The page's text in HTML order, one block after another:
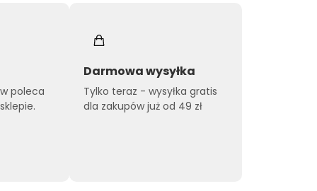
poleca
Darmowa wysyłka
Tylko teraz - wysyłka gratis
dla zakupów już od 49 zł